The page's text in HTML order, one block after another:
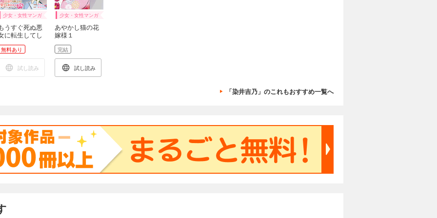
少女・女性マンガ
うすぐ死ぬ悪
に転生してし
った 生き残
ために清楚系
ら聖女に選ば
ました（分冊
無料あり
試し読み
少女・女性マンガ
あやかし猫の花
嫁様１
完結
試し読み
「染井吉乃」のこれもおすすめ一覧へ